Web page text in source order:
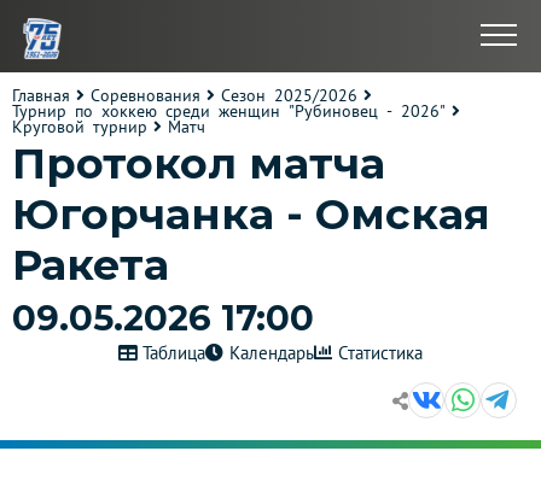
Главная Соревнования
Сезон 2025/2026
Турнир по хоккею среди женщин "Рубиновец - 2026"
Круговой турнир
Матч
Протокол матча
Югорчанка - Омская
Ракета
09.05.2026 17:00
Таблица Календарь Статистика